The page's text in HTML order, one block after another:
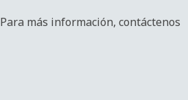
más información, contáctenos